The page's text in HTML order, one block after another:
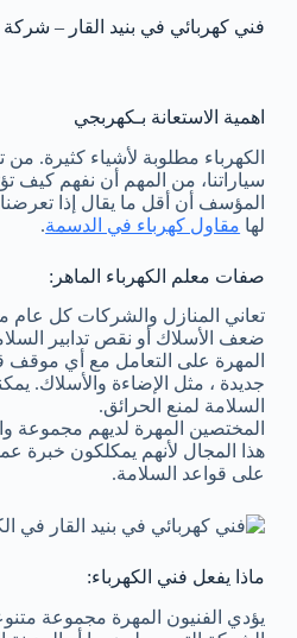
فني كهربائي في بنيد القار –
اهمية الاستعانة بـكهربجي
الكهرباء مطلوبة لأشياء كثيرة.
سياراتنا، من المهم أن نفهم كيف
المؤسف أن أقل ما يقال إذا
لها مقاول كهرباء في الدسمة.
صفات معلم الكهرباء الماهر:
تعاني المنازل والشركات كل عام
ضعف الأسلاك أو نقص تدابير
المهرة على التعامل مع أي موقف
جديدة ، مثل الإضاءة والأسلاك.
السلامة لمنع الحرائق.
المختصين المهرة لديهم
هذا المجال لأنهم يمكلكون خبرة
على قواعد السلامة.
ماذا يفعل فني الكهرباء:
يؤدي الفنيون المهرة مجموعة